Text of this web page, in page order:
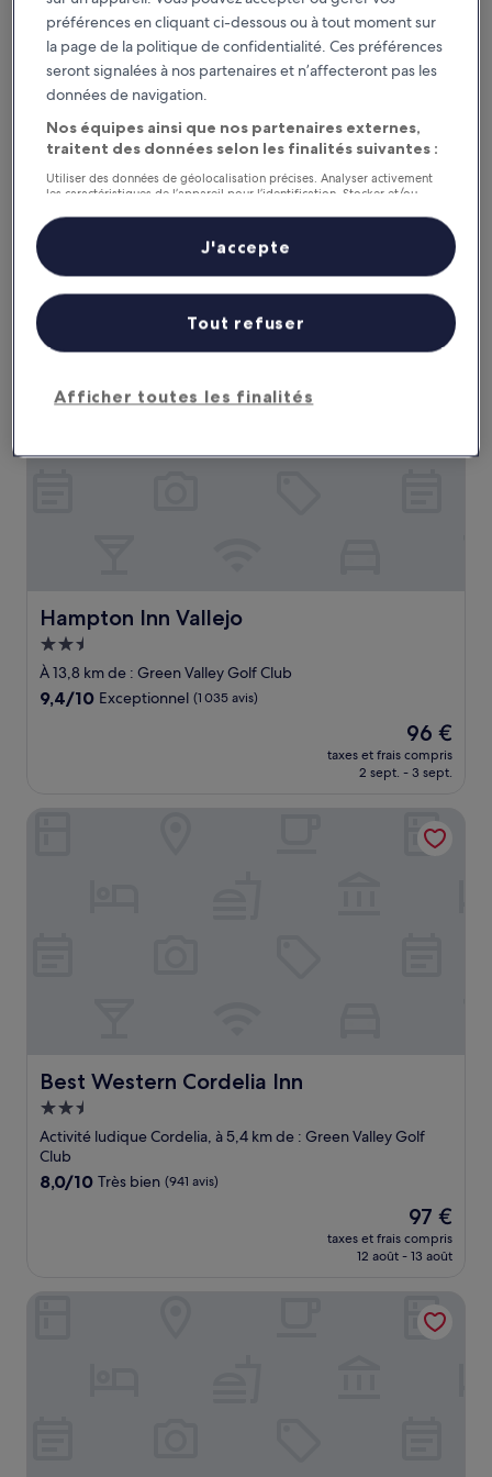
Travelodge by Wyndham Fairfield/Napa
Valley
Travelodge by Wyndham Fairfield/Napa Valley
2.0 étoiles
Activité ludique Cordelia, à 5,4 km de : Green Valley Golf
7.2
10,
Bien,
(653 avis)
7,2/10
54 €
taxes et frais compris
11 août - 12 août
Hampton Inn Vallejo
Hampton Inn Vallejo
Hébergement
2.5 étoiles
À 13,8 km de : Green Valley Golf Club
9.4
9,4/10 Exceptionnel (1 035 avis)
Le
nouveau
prix
de
96 €
96 €
taxes et frais compris
2 sept. - 3 sept.
Hampton Inn Vallejo
Best Western Cordelia Inn
Best Western Cordelia Inn
Hébergement
2.5 étoiles
Activité ludique Cordelia, à 5,4 km de : Green Valley Golf
Club
8.0
8,0/10 Très bien (941 avis)
Le
nouveau
prix
de
97 €
97 €
taxes et frais compris
12 août - 13 août
The Charles Napa, an Artfully Designed Inclusive Inn
préférences en cliquant ci-dessous ou à tout moment sur
la page de la politique de confidentialité. Ces préférences
seront signalées à nos partenaires et n’affecteront pas les
données de navigation.
Nos équipes ainsi que nos partenaires externes,
traitent des données selon les finalités suivantes :
Utiliser des données de géolocalisation précises. Analyser activement
les caractéristiques de l’appareil pour l’identification. Stocker et/ou
personnalisés, mesure de performance des publicités et du contenu,
études d’audience et développement de services.
Liste de nos partenaires (fournisseurs)
Afficher toutes les finalités
Tout refuser
J'accepte